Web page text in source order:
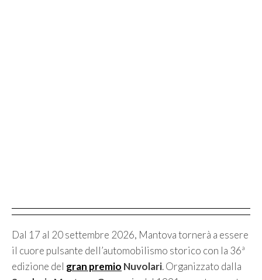
Dal 17 al 20 settembre 2026, Mantova tornerà a essere
il cuore pulsante dell’automobilismo storico con la 36ª
edizione del gran premio Nuvolari. Organizzato dalla